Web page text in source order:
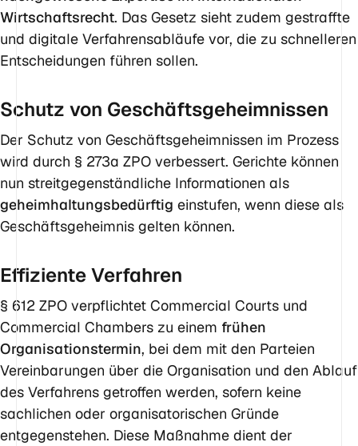
Wirtschaftsrecht. Das Gesetz sieht zudem gestraffte
und digitale Verfahrensabläufe vor, die zu schnelleren
Entscheidungen führen sollen.
Schutz von Geschäftsgeheimnissen
Der Schutz von Geschäftsgeheimnissen im Prozess
wird durch § 273a ZPO verbessert. Gerichte können
nun streitgegenständliche Informationen als
geheimhaltungsbedürftig einstufen, wenn diese als
Geschäftsgeheimnis gelten können.
Effiziente Verfahren
§ 612 ZPO verpflichtet Commercial Courts und
Commercial Chambers zu einem frühen
Organisationstermin, bei dem mit den Parteien
Vereinbarungen über die Organisation und den Ablauf
des Verfahrens getroffen werden, sofern keine
sachlichen oder organisatorischen Gründe
entgegenstehen. Diese Maßnahme dient der